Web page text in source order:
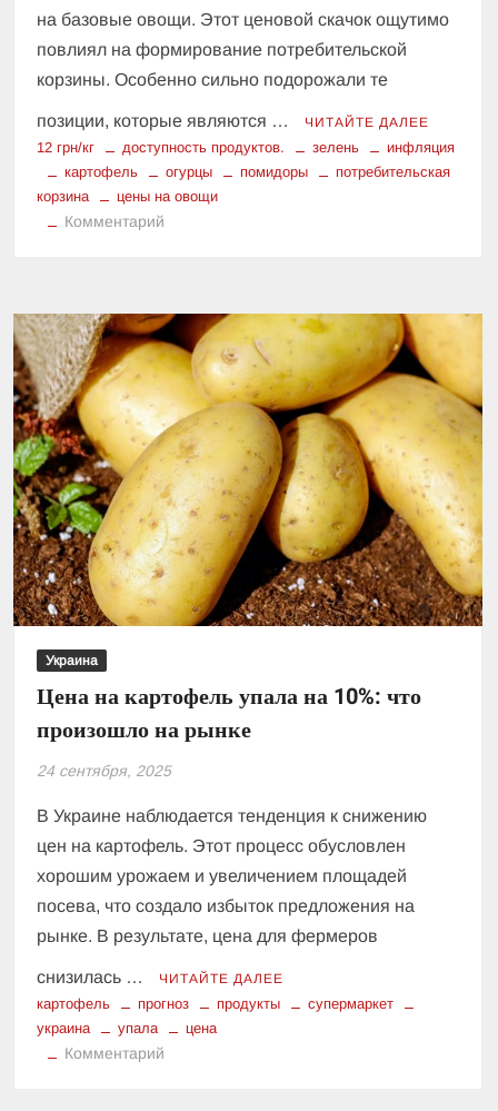
на базовые овощи. Этот ценовой скачок ощутимо
повлиял на формирование потребительской
корзины. Особенно сильно подорожали те
позиции, которые являются … ЧИТАЙТЕ ДАЛЕЕ
12 грн/кг доступность продуктов. зелень
инфляция
картофель
огурцы помидоры
потребительская
корзина
цены на овощи
Комментарий
овощи:
что
подорожало,
а
что
осталось
доступным
в
потребительской
корзине
Украина
Цена на картофель упала на 10%: что
произошло на рынке
24 сентября, 2025
В Украине наблюдается тенденция к снижению
цен на картофель. Этот процесс обусловлен
хорошим урожаем и увеличением площадей
посева, что создало избыток предложения на
рынке. В результате, цена для фермеров
снизилась … ЧИТАЙТЕ ДАЛЕЕ
картофель прогноз продукты
супермаркет
украина
упала цена
Комментарий